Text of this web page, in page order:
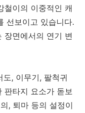
철이의 이중적인 캐
선보이고 있습니다.
장면에서의 연기 변
, 이무기, 팔척귀
판타지 요소가 돋보
, 퇴마 등의 설정이